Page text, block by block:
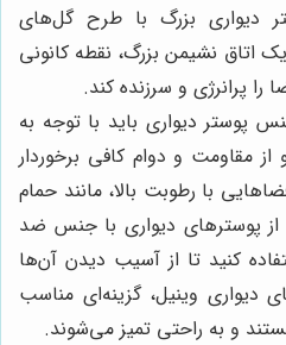
دیواری بزرگ با طرح گل‌های
یک اتاق نشیمن بزرگ، نقطه کانونی
را پرانرژی و سرزنده کند.
پوستر دیواری باید با توجه به
مقاومت و دوام کافی برخوردار
با رطوبت بالا، مانند حمام
از پوسترهای دیواری با جنس ضد
کنید تا از آسیب دیدن آن‌ها
دیواری وینیل، گزینه‌ای مناسب
و به راحتی تمیز می‌شوند.